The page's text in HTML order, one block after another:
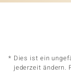
* Dies ist ein
jederzeit ändern.